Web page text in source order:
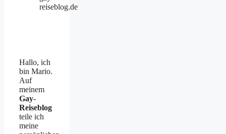
reiseblog.de
Hallo, ich
bin Mario.
Auf
meinem
Gay-
Reiseblog
teile ich
meine